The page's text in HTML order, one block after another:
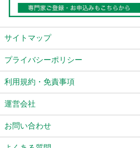
サイトマップ
プライバシーポリシー
利用規約・免責事項
運営会社
お問い合わせ